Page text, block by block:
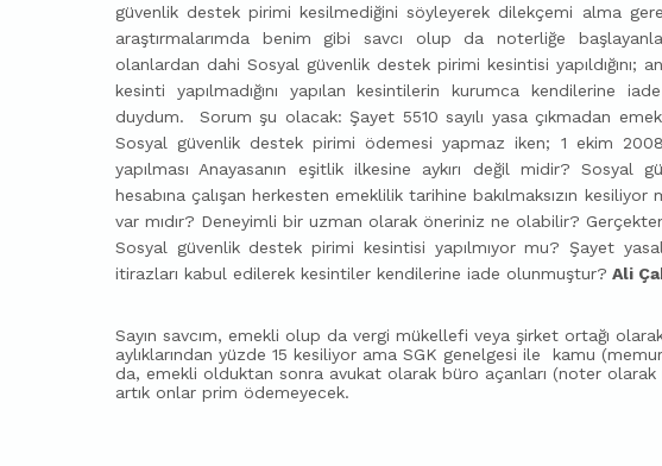
güvenlik destek pirimi kesilmediğini söyleyerek dilekçemi alma
araştırmalarımda benim gibi savcı olup da noterliğe
olanlardan dahi Sosyal güvenlik destek pirimi kesintisi yapıldığını;
kesinti yapılmadığını yapılan kesintilerin kurumca kendilerine
duydum. Sorum şu olacak: Şayet 5510 sayılı yasa çıkmadan
Sosyal güvenlik destek pirimi ödemesi yapmaz iken; 1 ekim
yapılması Anayasanın eşitlik ilkesine aykırı değil midir?
hesabına çalışan herkesten emeklilik tarihine bakılmaksızın
var mıdır? Deneyimli bir uzman olarak öneriniz ne olabilir?
Sosyal güvenlik destek pirimi kesintisi yapılmıyor mu? Şayet
itirazları kabul edilerek kesintiler kendilerine iade olunmuştur? Ali
Sayın savcım, emekli olup da vergi mükellefi veya şirket ortağı
aylıklarından yüzde 15 kesiliyor ama SGK genelgesi ile
kamu
da, emekli olduktan sonra avukat olarak büro açanları (noter
artık onlar prim ödemeyecek.